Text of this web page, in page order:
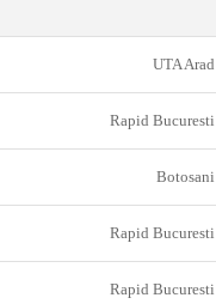
UTA Arad
Rapid Bucuresti
Botosani
Rapid Bucuresti
Rapid Bucuresti